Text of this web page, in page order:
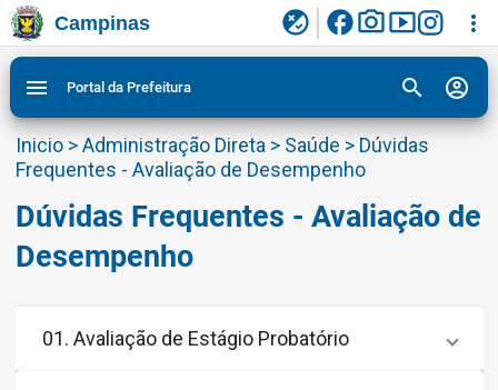
Ir para conteudo
Ir para menu do site da Prefeitura de Campinas 2
Ligar/Desligar contraste visual de tela para
acessibilidade
3
Campinas flaky facebookphoto_camerasmart_display more_vert
menu Portal da Prefeitura search account_circle
Inicio>Administração Direta > Saúde > Dúvidas
Frequentes - Avaliação de Desempenho
Dúvidas Frequentes - Avaliação de
Desempenho
01. Avaliação de Estágio Probatório